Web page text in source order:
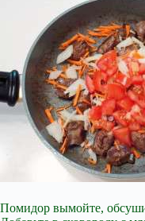
Помидор вымойте,